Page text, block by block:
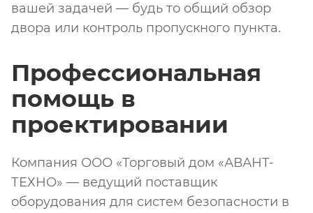
вашей задачей — будь то общий обзор
двора или контроль пропускного пункта.
Профессиональная
помощь в
проектировании
Компания ООО «Торговый дом «АВАНТ-
ТЕХНО» — ведущий поставщик
оборудования для систем безопасности в